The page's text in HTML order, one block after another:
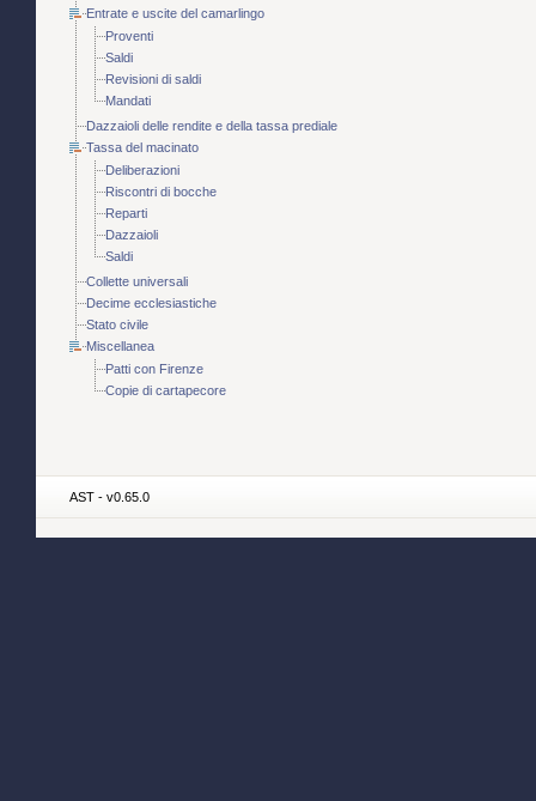
Entrate e uscite del camarlingo
Proventi
Saldi
Revisioni di saldi
Mandati
Dazzaioli delle rendite e della tassa prediale
Tassa del macinato
Deliberazioni
Riscontri di bocche
Reparti
Dazzaioli
Saldi
Collette universali
Decime ecclesiastiche
Stato civile
Miscellanea
Patti con Firenze
Copie di cartapecore
AST - v0.65.0